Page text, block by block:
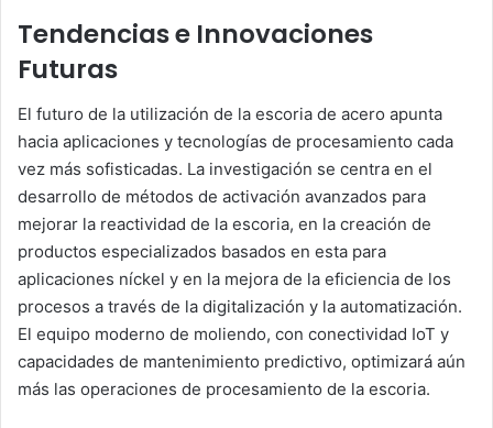
Tendencias e Innovaciones
Futuras
El futuro de la utilización de la escoria de acero apunta
hacia aplicaciones y tecnologías de procesamiento cada
vez más sofisticadas. La investigación se centra en el
desarrollo de métodos de activación avanzados para
mejorar la reactividad de la escoria, en la creación de
productos especializados basados en esta para
aplicaciones níckel y en la mejora de la eficiencia de los
procesos a través de la digitalización y la automatización.
El equipo moderno de moliendo, con conectividad IoT y
capacidades de mantenimiento predictivo, optimizará aún
más las operaciones de procesamiento de la escoria.